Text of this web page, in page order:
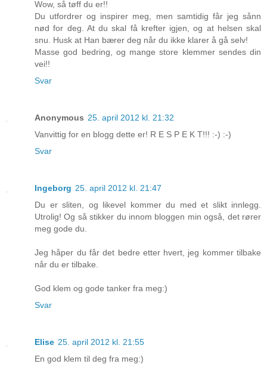
Wow, så tøff du er!!
Du utfordrer og inspirer meg, men samtidig får jeg sånn
nød for deg. At du skal få krefter igjen, og at helsen skal
snu. Husk at Han bærer deg når du ikke klarer å gå selv!
Masse god bedring, og mange store klemmer sendes din
vei!!
Svar
Anonymous 25. april 2012 kl. 21:32
Vanvittig for en blogg dette er! R E S P E K T!!! :-) :-)
Svar
Ingeborg 25. april 2012 kl. 21:47
Du er sliten, og likevel kommer du med et slikt innlegg.
Utrolig! Og så stikker du innom bloggen min også, det rører
meg gode du.
Jeg håper du får det bedre etter hvert, jeg kommer tilbake
når du er tilbake.
God klem og gode tanker fra meg:)
Svar
Elise 25. april 2012 kl. 21:55
En god klem til deg fra meg:)